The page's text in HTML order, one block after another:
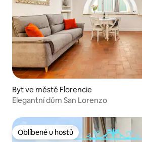
Byt ve městě Florencie
Elegantní dům San Lorenzo
Oblíbené u hostů
Oblíbené u hostů